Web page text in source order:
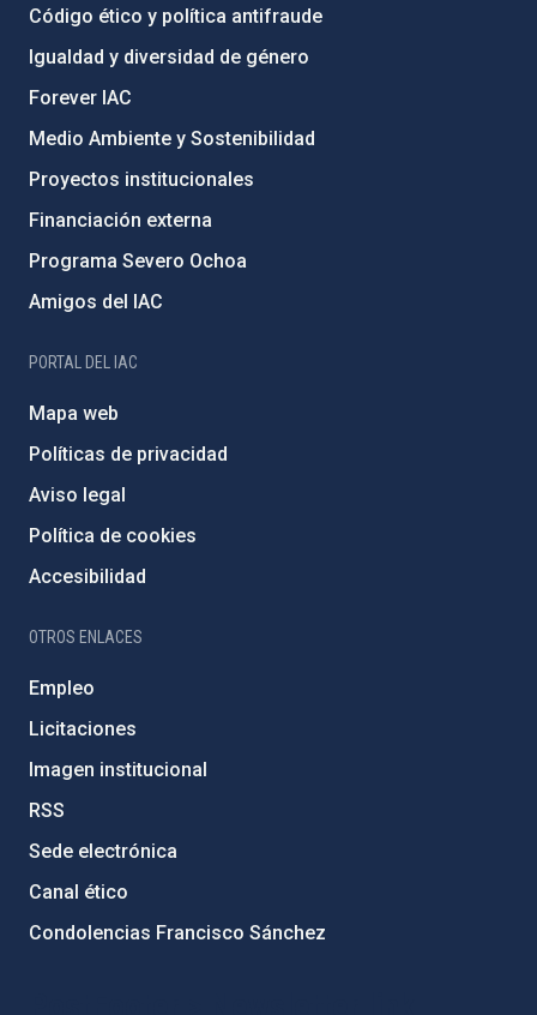
Código ético y política antifraude
Igualdad y diversidad de género
Forever IAC
Medio Ambiente y Sostenibilidad
Proyectos institucionales
Financiación externa
Programa Severo Ochoa
Amigos del IAC
PORTAL DEL IAC
Mapa web
Políticas de privacidad
Aviso legal
Política de cookies
Accesibilidad
OTROS ENLACES
Empleo
Licitaciones
Imagen institucional
RSS
Sede electrónica
Canal ético
Condolencias Francisco Sánchez